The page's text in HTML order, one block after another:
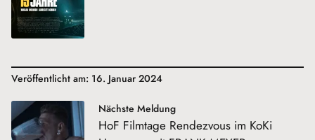
Veröffentlicht am: 16. Januar 2024
Nächste Meldung
HoF Filmtage Rendezvous im KoKi